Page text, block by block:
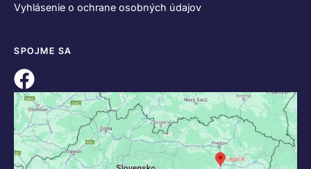
Vyhlásenie o ochrane osobných údajov
SPOJME SA